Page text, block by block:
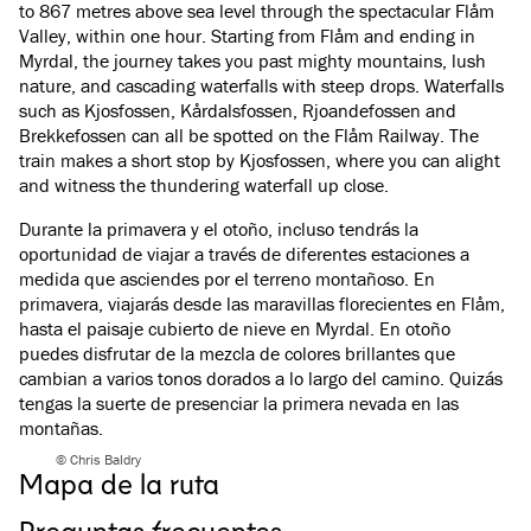
to 867 metres above sea level through the spectacular Flåm
Valley, within one hour. Starting from Flåm and ending in
Myrdal, the journey takes you past mighty mountains, lush
nature, and cascading waterfalls with steep drops. Waterfalls
such as Kjosfossen, Kårdalsfossen, Rjoandefossen and
Brekkefossen can all be spotted on the Flåm Railway. The
train makes a short stop by Kjosfossen, where you can alight
and witness the thundering waterfall up close.
Durante la primavera y el otoño, incluso tendrás la
oportunidad de viajar a través de diferentes estaciones a
medida que asciendes por el terreno montañoso. En
primavera, viajarás desde las maravillas florecientes en Flåm,
hasta el paisaje cubierto de nieve en Myrdal. En otoño
puedes disfrutar de la mezcla de colores brillantes que
cambian a varios tonos dorados a lo largo del camino. Quizás
tengas la suerte de presenciar la primera nevada en las
montañas.
© Chris Baldry
Mapa de la ruta